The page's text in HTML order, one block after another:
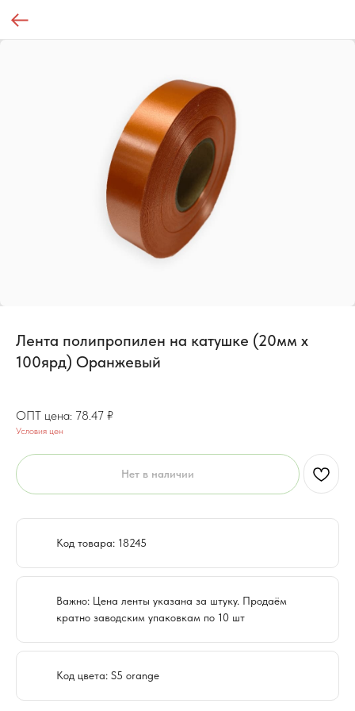
Лента полипропилен на катушке (20мм х
100ярд) Оранжевый
78.47 ₽
Условия цен
Нет в наличии
Код товара: 18245
Важно: Цена ленты указана за штуку. Продаём
кратно заводским упаковкам по 10 шт
Код цвета: S5 orange